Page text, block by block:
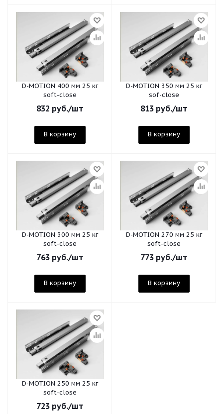
D-MOTION 400 мм 25 кг
soft-close
832 руб./шт
В корзину
D-MOTION 350 мм 25 кг
sof-close
813 руб./шт
В корзину
D-MOTION 300 мм 25 кг
soft-close
763 руб./шт
В корзину
D-MOTION 270 мм 25 кг
soft-close
773 руб./шт
В корзину
D-MOTION 250 мм 25 кг
soft-close
723 руб./шт